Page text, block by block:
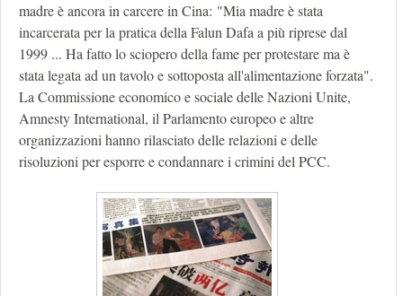
madre è ancora in carcere in Cina: "Mia madre è stata
incarcerata per la pratica della Falun Dafa a più riprese dal
1999 ... Ha fatto lo sciopero della fame per protestare ma è
stata legata ad un tavolo e sottoposta all'alimentazione forzata".
La Commissione economico e sociale delle Nazioni Unite,
Amnesty International, il Parlamento europeo e altre
organizzazioni hanno rilasciato delle relazioni e delle
risoluzioni per esporre e condannare i crimini del PCC.